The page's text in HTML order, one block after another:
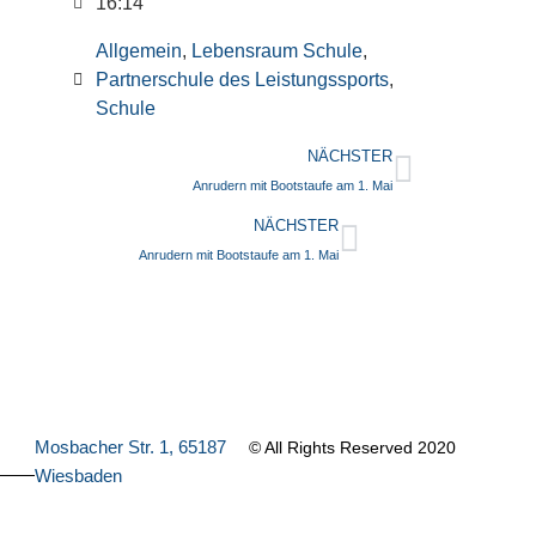
Allgemein, Lebensraum Schule,
Partnerschule des Leistungssports,
Schule
NÄCHSTER
Anrudern mit Bootstaufe am 1. Mai
NÄCHSTER
Anrudern mit Bootstaufe am 1. Mai
Mosbacher Str. 1, 65187
Wiesbaden
© All Rights Reserved 2020